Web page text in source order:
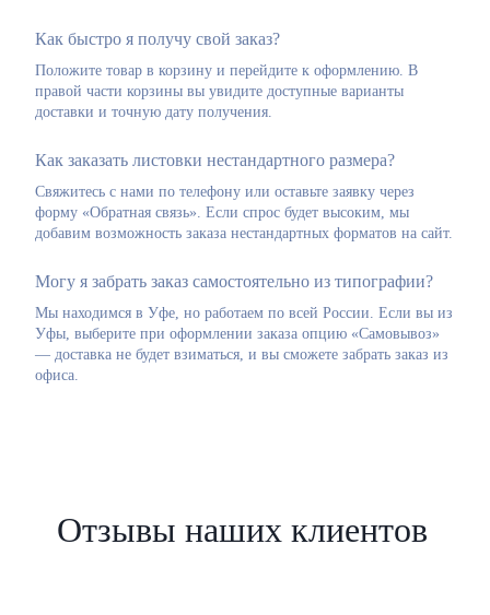
Как быстро я получу свой заказ?
Положите товар в корзину и перейдите к оформлению. В
правой части корзины вы увидите доступные варианты
доставки и точную дату получения.
Как заказать листовки нестандартного размера?
Свяжитесь с нами по телефону или оставьте заявку через
форму «Обратная связь». Если спрос будет высоким, мы
добавим возможность заказа нестандартных форматов на сайт.
Могу я забрать заказ самостоятельно из типографии?
Мы находимся в Уфе, но работаем по всей России. Если вы из
Уфы, выберите при оформлении заказа опцию «Самовывоз»
— доставка не будет взиматься, и вы сможете забрать заказ из
офиса.
Отзывы наших клиентов